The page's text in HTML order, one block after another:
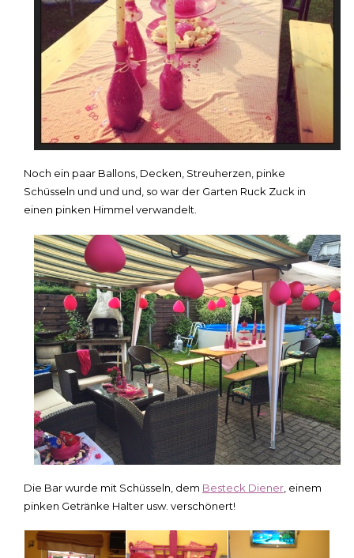
Noch ein paar Ballons, Decken, Streuherzen, pinke
Schüsseln und und und, so war der Garten Ruck Zuck in
einen pinken Himmel verwandelt.
Die Bar wurde mit Schüsseln, dem Besteck Diener , einem
pinken Getränke Halter usw. verschönert!